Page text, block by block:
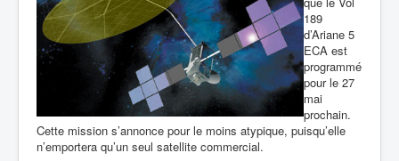
189
d’Ariane 5
ECA est
programmé
pour le 27
mai
prochain.
Cette mission s’annonce pour le moins atypique, puisqu’elle
n’emportera qu’un seul satellite commercial.